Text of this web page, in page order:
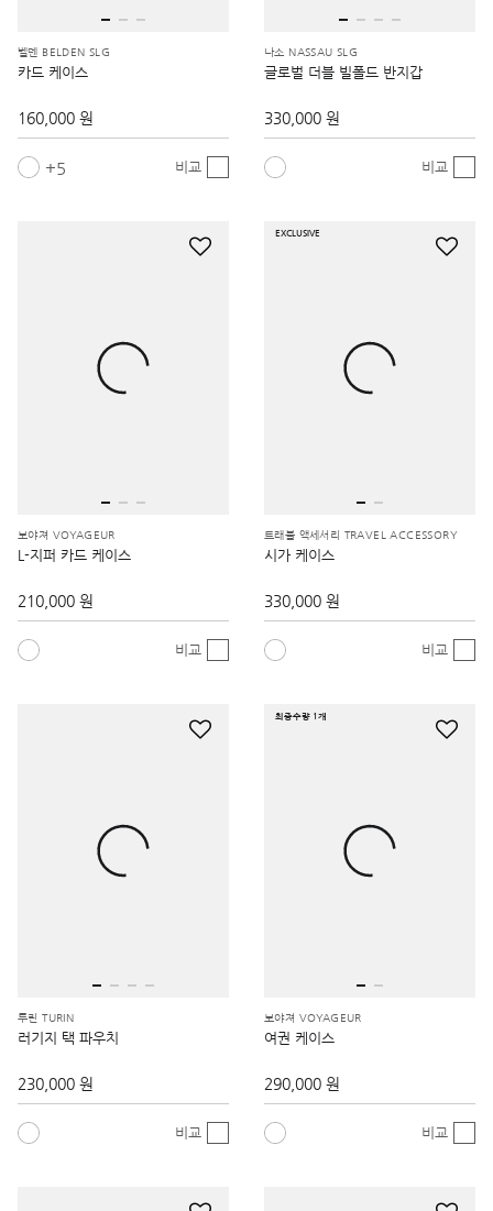
벨덴 BELDEN SLG
카드 케이스
160,000 원
5 비교
나소 NASSAU SLG
글로벌 더블 빌폴드 반지갑
330,000 원
비교
보야져 VOYAGEUR
L-지퍼 카드 케이스
210,000 원
비교
EXCLUSIVE
트래블 액세서리 TRAVEL ACCESSORY
시가 케이스
330,000 원
비교
투린 TURIN
러기지 택 파우치
230,000 원
비교
최종수량 1개
보야져 VOYAGEUR
여권 케이스
290,000 원
비교